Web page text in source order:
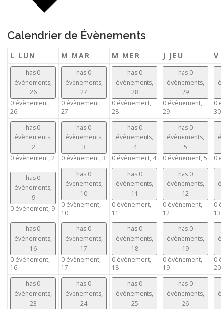
Calendrier de Évènements
L LUN M MAR M MER J JEU
has 0
évènements,
26
0 évènement,
26
has 0
évènements,
27
0 évènement,
27
has 0
évènements,
28
0 évènement,
28
has 0
évènements,
29
0 évènement,
29
0
30
has 0
évènements,
2
0 évènement, 2
has 0
évènements,
3
0 évènement, 3
has 0
évènements,
4
0 évènement, 4
has 0
évènements,
5
0 évènement, 5 0
has 0
évènements,
9
0 évènement, 9
has 0
évènements,
10
0 évènement,
10
has 0
évènements,
11
0 évènement,
11
has 0
évènements,
12
0 évènement,
12
0
13
has 0
évènements,
16
0 évènement,
16
has 0
évènements,
17
0 évènement,
17
has 0
évènements,
18
0 évènement,
18
has 0
évènements,
19
0 évènement,
19
0
20
has 0
évènements,
23
has 0
évènements,
24
has 0
évènements,
25
has 0
évènements,
26